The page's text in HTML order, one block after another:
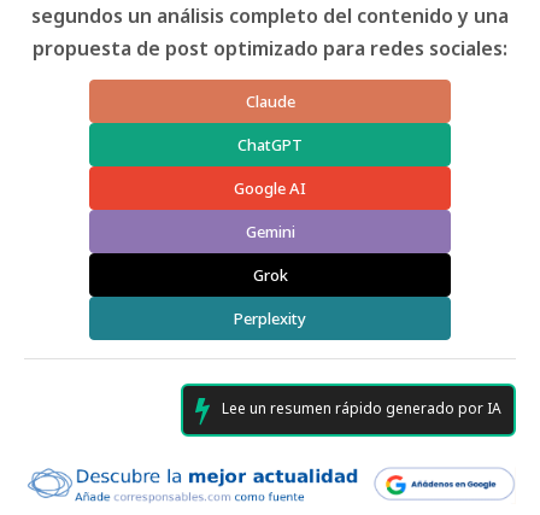
segundos un análisis completo del contenido y una
propuesta de post optimizado para redes sociales:
Claude
ChatGPT
Google AI
Gemini
Grok
Perplexity
Lee un resumen rápido generado por IA